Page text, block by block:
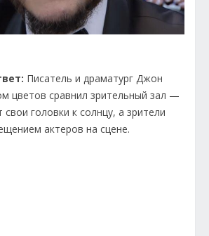
Писатель и драматург Джон
цветов сравнил зрительный зал —
головки к солнцу, а зрители
актеров на сцене.